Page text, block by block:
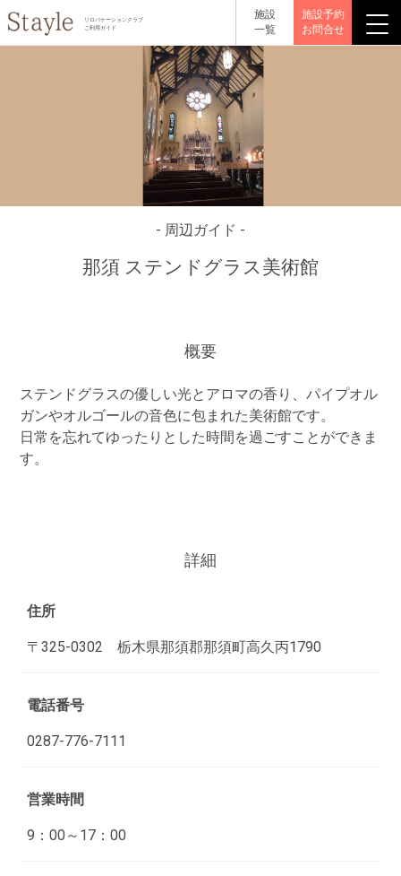
リロバケーションクラブ
ご利用ガイド
施設
一覧
施設予約
お問合せ
- 周辺ガイド -
那須 ステンドグラス美術館
概要
ステンドグラスの優しい光とアロマの香り、パイプオル
ガンやオルゴールの音色に包まれた美術館です。
日常を忘れてゆったりとした時間を過ごすことができま
す。
詳細
住所
〒325-0302 栃木県那須郡那須町高久丙1790
電話番号
0287-776-7111
営業時間
9：00～17：00